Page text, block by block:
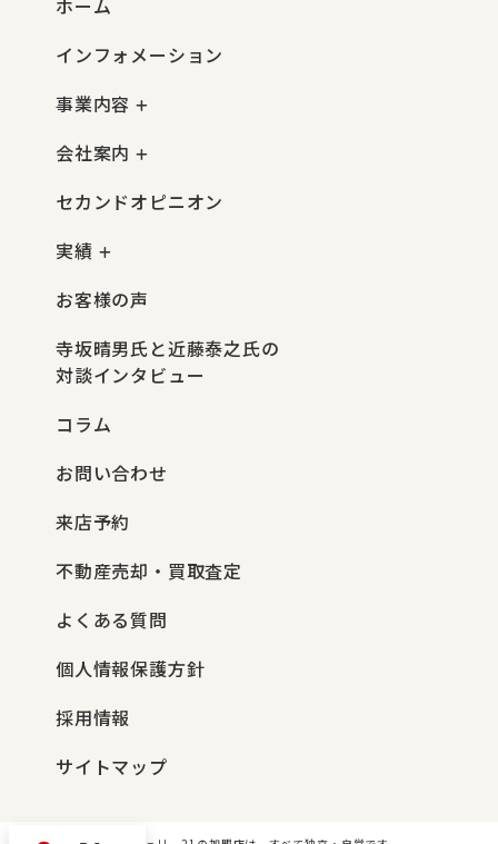
インフォメーション
事業内容
会社案内
セカンドオピニオン
実績
お客様の声
寺坂晴男氏と近藤泰之氏の
対談インタビュー
コラム
お問い合わせ
来店予約
不動産売却・買取査定
よくある質問
個人情報保護方針
採用情報
サイトマップ